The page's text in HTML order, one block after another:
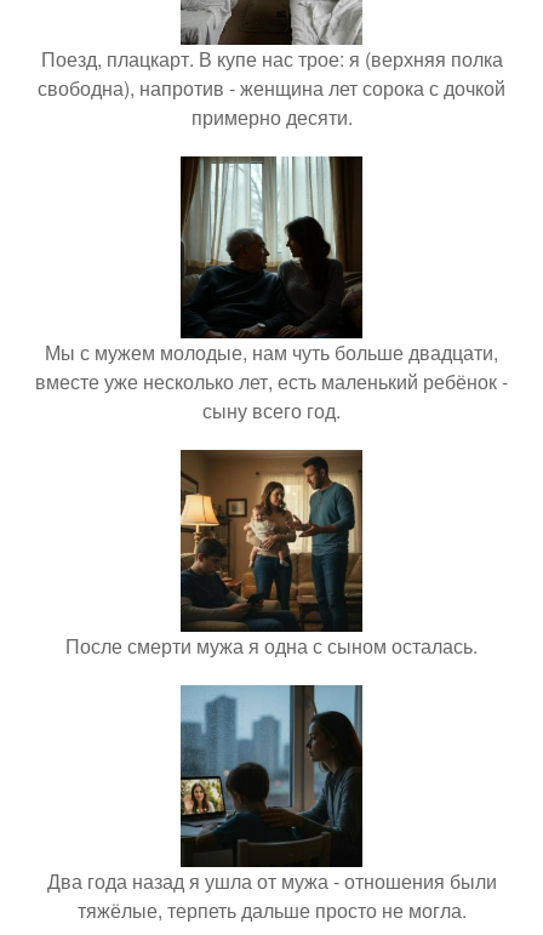
Поезд, плацкарт. В купе нас трое: я (верхняя полка
свободна), напротив - женщина лет сорока с дочкой
примерно десяти.
Мы с мужем молодые, нам чуть больше двадцати,
вместе уже несколько лет, есть маленький ребёнок -
сыну всего год.
После смерти мужа я одна с сыном осталась.
Два года назад я ушла от мужа - отношения были
тяжёлые, терпеть дальше просто не могла.